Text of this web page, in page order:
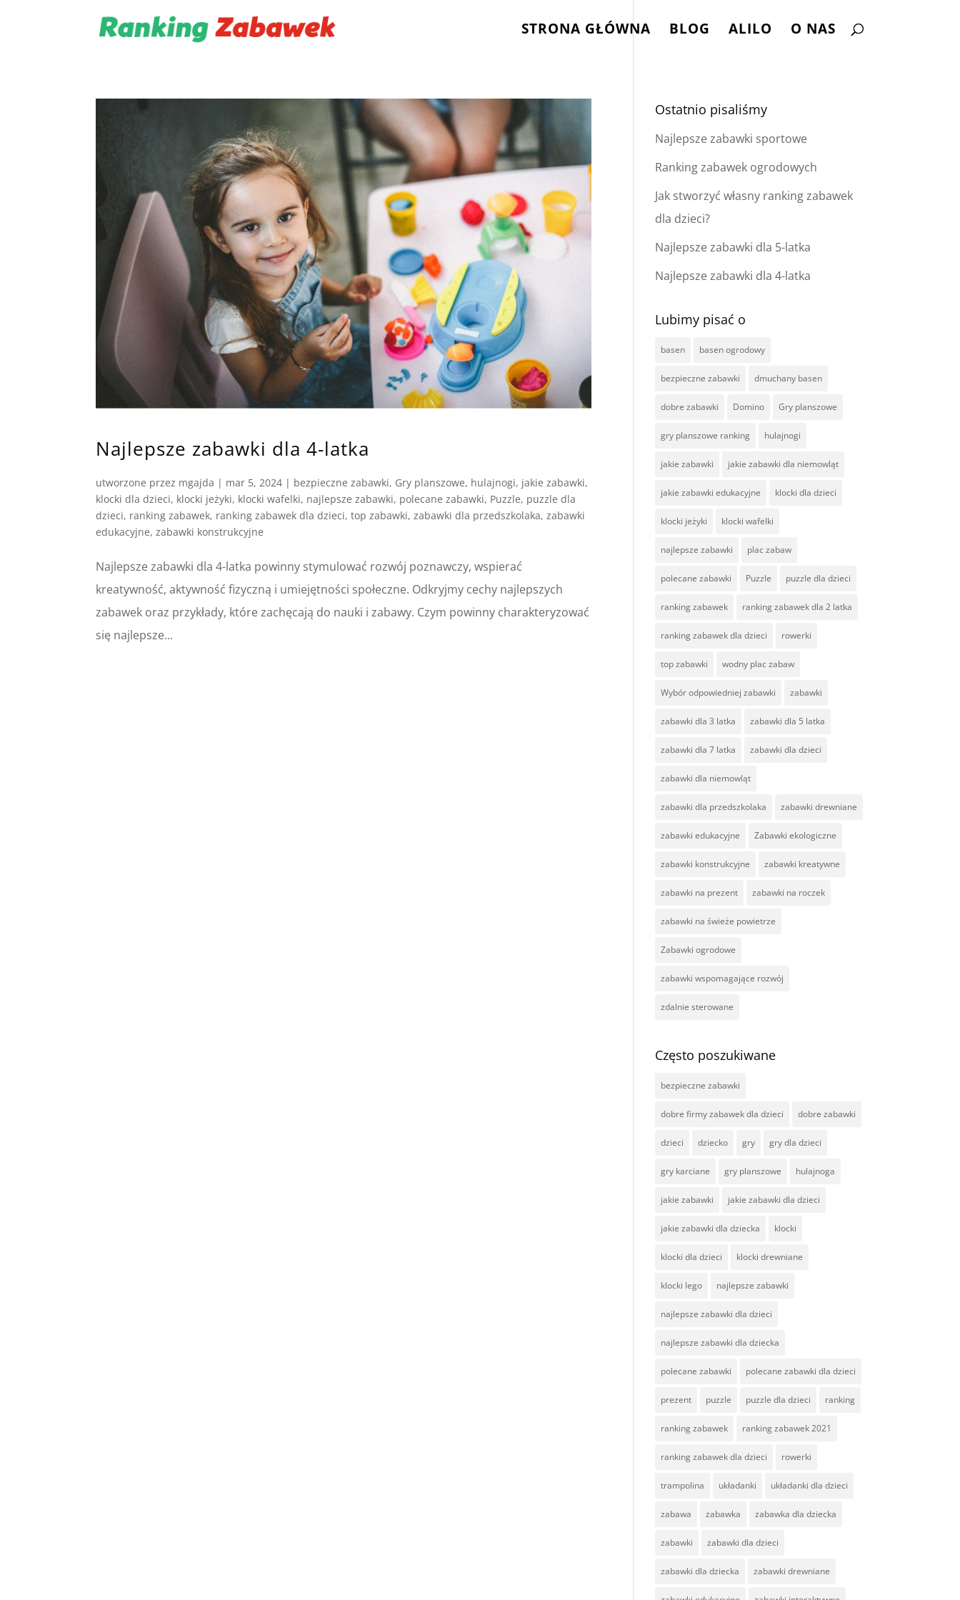
STRONA GŁÓWNA BLOG ALILO O NAS
Najlepsze zabawki dla 4-latka
utworzone przez mgajda | mar 5, 2024 | bezpieczne zabawki, Gry planszowe, hulajnogi, jakie zabawki,
klocki dla dzieci, klocki jeżyki, klocki wafelki, najlepsze zabawki, polecane zabawki, Puzzle, puzzle dla
dzieci, ranking zabawek, ranking zabawek dla dzieci,top zabawki,zabawki dla przedszkolaka,zabawki
edukacyjne,zabawki konstrukcyjne
Najlepsze zabawki dla 4-latka powinny stymulować rozwój poznawczy, wspierać
kreatywność, aktywność fizyczną i umiejętności społeczne. Odkryjmy cechy najlepszych
zabawek oraz przykłady, które zachęcają do nauki i zabawy. Czym powinny charakteryzować
się najlepsze...
Ostatnio pisaliśmy
Najlepsze zabawki sportowe
Ranking zabawek ogrodowych
Jak stworzyć własny ranking zabawek
dla dzieci?
Najlepsze zabawki dla 5-latka
Najlepsze zabawki dla 4-latka
Lubimy pisać o
basen basen ogrodowy
bezpieczne zabawki dmuchany basen
dobre zabawki Domino Gry planszowe
gry planszowe ranking hulajnogi
jakie zabawki jakie zabawki dla niemowląt
jakie zabawki edukacyjne klocki dla dzieci
klocki jeżyki klocki wafelki
najlepsze zabawki plac zabaw
polecane zabawki Puzzle puzzle dla dzieci
ranking zabawek ranking zabawek dla 2 latka
ranking zabawek dla dzieci rowerki
top zabawki wodny plac zabaw
Wybór odpowiedniej zabawki zabawki
zabawki dla 3 latka zabawki dla 5 latka
zabawki dla 7 latka zabawki dla dzieci
zabawki dla niemowląt
zabawki dla przedszkolaka zabawki drewniane
zabawki edukacyjne Zabawki ekologiczne
zabawki konstrukcyjne zabawki kreatywne
zabawki na prezent zabawki na roczek
zabawki na świeże powietrze
Zabawki ogrodowe
zabawki wspomagające rozwój
zdalnie sterowane
Często poszukiwane
bezpieczne zabawki
dobre firmy zabawek dla dzieci dobre zabawki
dzieci dziecko gry gry dla dzieci
gry karciane gry planszowe hulajnoga
jakie zabawki jakie zabawki dla dzieci
jakie zabawki dla dziecka klocki
klocki dla dzieci klocki drewniane
klocki lego najlepsze zabawki
najlepsze zabawki dla dzieci
najlepsze zabawki dla dziecka
polecane zabawki polecane zabawki dla dzieci
prezent puzzle puzzle dla dzieci ranking
ranking zabawek ranking zabawek 2021
ranking zabawek dla dzieci rowerki
trampolina układanki układanki dla dzieci
zabawa zabawka zabawka dla dziecka
zabawki zabawki dla dzieci
zabawki dla dziecka zabawki drewniane